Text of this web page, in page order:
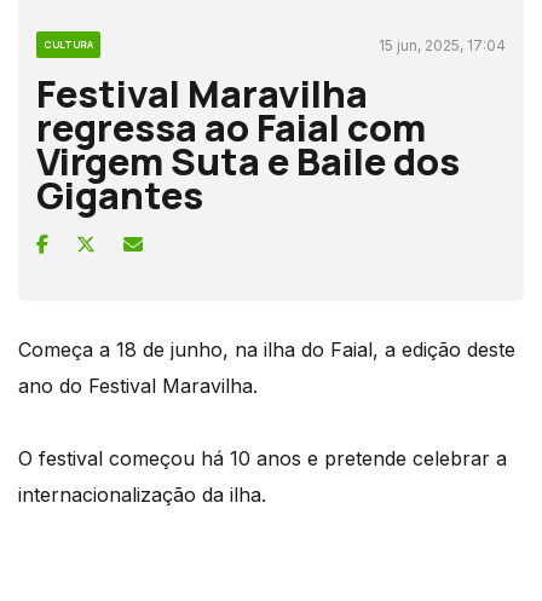
CULTURA 15 jun, 2025, 17:04
Festival Maravilha
regressa ao Faial com
Virgem Suta e Baile dos
Gigantes
Começa a 18 de junho, na ilha do Faial, a edição deste
ano do Festival Maravilha.
O festival começou há 10 anos e pretende celebrar a
internacionalização da ilha.